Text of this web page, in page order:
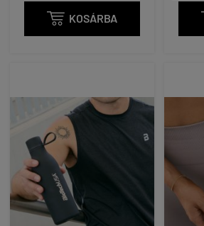
 KOSÁRBA